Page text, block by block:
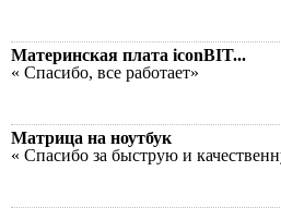
Материнская плата iconBIT...
« Спасибо, все работает»
Матрица на ноутбук
« Спасибо за быструю и